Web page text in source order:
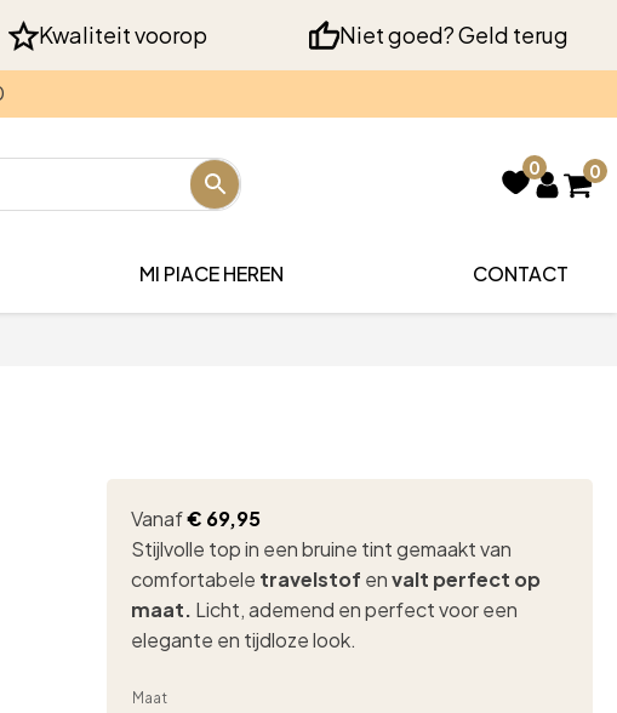
Kwaliteit voorop Niet goed? Geld terug
0 0
MI PIACE HEREN CONTACT
Vanaf€ 69,95
Stijlvolle top in een bruine tint gemaakt van
comfortabele travelstof envalt perfect op
maat. Licht, ademend en perfect voor een
elegante en tijdloze look.
Maat